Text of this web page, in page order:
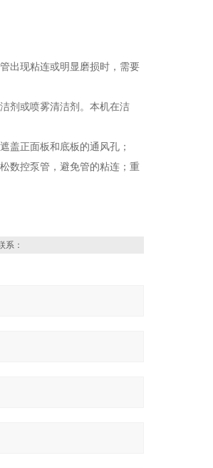
出现粘连或明显磨损时，需要
剂或喷雾清洁剂。本机在洁
正面板和底板的通风孔；
数控泵管，避免管的粘连；重
系：